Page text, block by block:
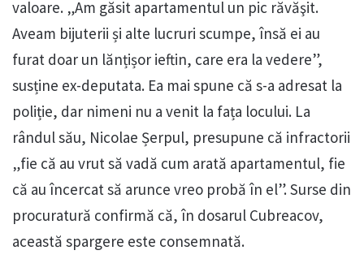
valoare. „Am găsit apartamentul un pic răvăşit.
Aveam bijuterii și alte lucruri scumpe, însă ei au
furat doar un lănțișor ieftin, care era la vedere”,
susține ex-deputata. Ea mai spune că s-a adresat la
poliție, dar nimeni nu a venit la fața locului. La
rândul său, Nicolae Șerpul, presupune că infractorii
„fie că au vrut să vadă cum arată apartamentul, fie
că au încercat să arunce vreo probă în el”. Surse din
procuratură confirmă că, în dosarul Cubreacov,
această spargere este consemnată.